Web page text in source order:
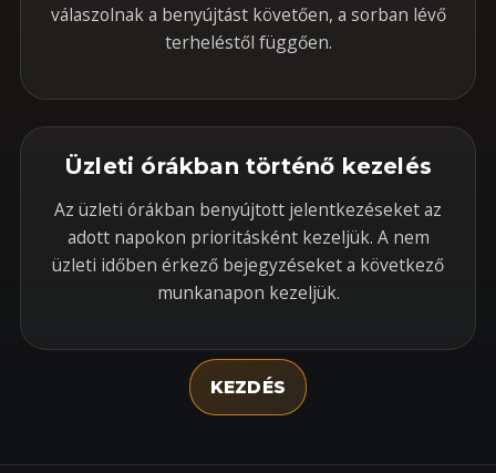
válaszolnak a benyújtást követően, a sorban lévő
terheléstől függően.
Üzleti órákban történő kezelés
Az üzleti órákban benyújtott jelentkezéseket az
adott napokon prioritásként kezeljük. A nem
üzleti időben érkező bejegyzéseket a következő
munkanapon kezeljük.
KEZDÉS